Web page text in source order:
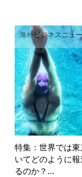
海外ビジネスニュ
特集：世界では
いてどのように
るのか？...